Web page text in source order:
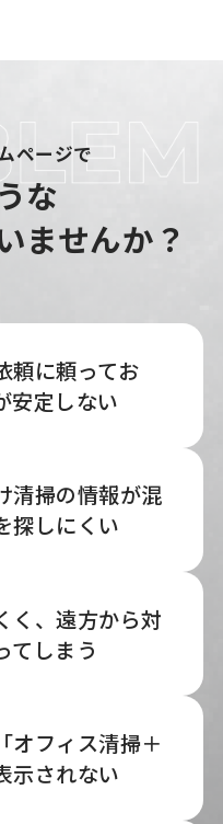
ページで
な
ませんか？
頼に頼ってお
安定しない
清掃の情報が混
探しにくい
く、遠方から対
てしまう
オフィス清掃＋
示されない